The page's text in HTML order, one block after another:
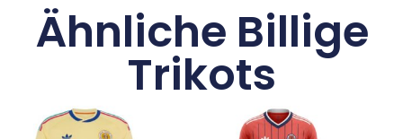
Ähnliche Billige
Trikots